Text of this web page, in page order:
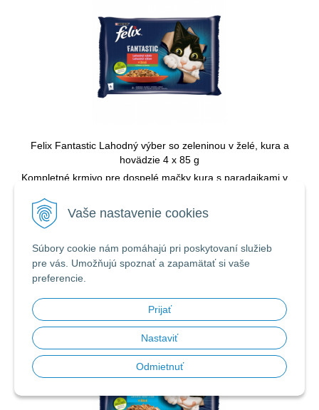
Vaše nastavenie cookies
Súbory cookie nám pomáhajú pri poskytovaní služieb
pre vás. Umožňujú spoznať a zapamätať si vaše
preferencie.
Prijať
Nastaviť
Odmietnuť
Felix Fantastic Lahodný výber so zeleninou v želé, kura a
hovädzie 4 x 85 g
Kompletné krmivo pre dospelé mačky kura s paradajkami v
2,60
Skladom 2 ks
Obj. čislo:13810